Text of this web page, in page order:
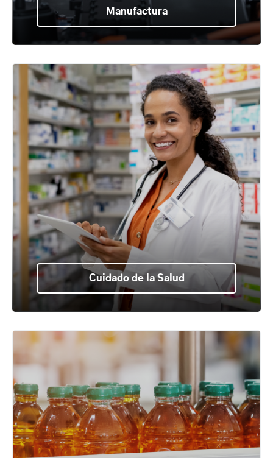
Manufactura
Cuidado de la Salud